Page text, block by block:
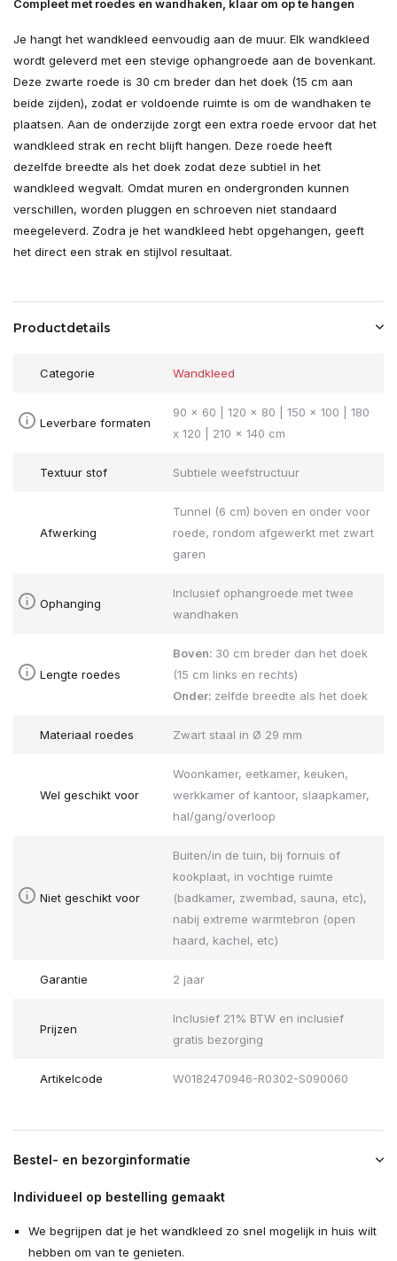
Compleet met roedes en wandhaken, klaar om op te hangen
Je hangt het wandkleed eenvoudig aan de muur. Elk wandkleed
wordt geleverd met een stevige ophangroede aan de bovenkant.
Deze zwarte roede is 30 cm breder dan het doek (15 cm aan
beide zijden), zodat er voldoende ruimte is om de wandhaken te
plaatsen. Aan de onderzijde zorgt een extra roede ervoor dat het
wandkleed strak en recht blijft hangen. Deze roede heeft
dezelfde breedte als het doek zodat deze subtiel in het
wandkleed wegvalt. Omdat muren en ondergronden kunnen
verschillen, worden pluggen en schroeven niet standaard
meegeleverd. Zodra je het wandkleed hebt opgehangen, geeft
het direct een strak en stijlvol resultaat.
Productdetails
Categorie Wandkleed
Leverbare formaten
90 x 60 | 120 x 80 | 150 x 100 | 180
x 120 | 210 x 140 cm
Textuur stof Subtiele weefstructuur
Afwerking
Tunnel (6 cm) boven en onder voor
roede, rondom afgewerkt met zwart
garen
Ophanging
Inclusief ophangroede met twee
wandhaken
Lengte roedes
Boven: 30 cm breder dan het doek
(15 cm links en rechts)
Onder: zelfde breedte als het doek
Materiaal roedes Zwart staal in Ø 29 mm
Wel geschikt voor
Woonkamer, eetkamer, keuken,
werkkamer of kantoor, slaapkamer,
hal/gang/overloop
Niet geschikt voor
Buiten/in de tuin, bij fornuis of
kookplaat, in vochtige ruimte
(badkamer, zwembad, sauna, etc),
nabij extreme warmtebron (open
haard, kachel, etc)
Garantie 2 jaar
Prijzen
Inclusief 21% BTW en inclusief
gratis bezorging
Artikelcode W0182470946-R0302-S090060
Bestel- en bezorginformatie
Individueel op bestelling gemaakt
We begrijpen dat je het wandkleed zo snel mogelijk in huis wilt
hebben om van te genieten.